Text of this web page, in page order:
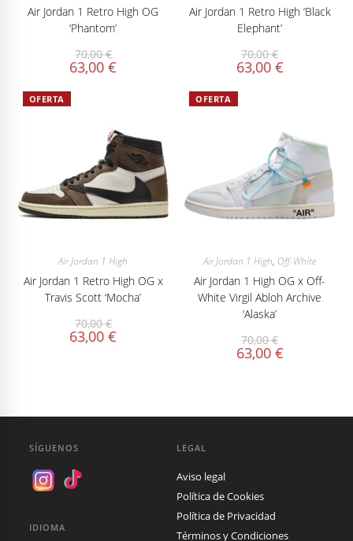
Air Jordan 1 Retro High OG
‘Phantom’
70,00€
63,00€
Air Jordan 1 Retro High ‘Black
Elephant’
70,00€
63,00 €
OFERTA
Air Jordan 1 High
Air Jordan 1 Retro High OG x
Travis Scott ‘Mocha’
70,00€
63,00€
OFERTA
Air Jordan 1 High, Off-White
Air Jordan 1 High OG x Off-
White Virgil Abloh Archive
‘Alaska’
70,00€
63,00 €
SÍGUENOS
IDIOMA
LEGAL
Aviso legal
Política de Cookies
Política de Privacidad
Términos y Condiciones